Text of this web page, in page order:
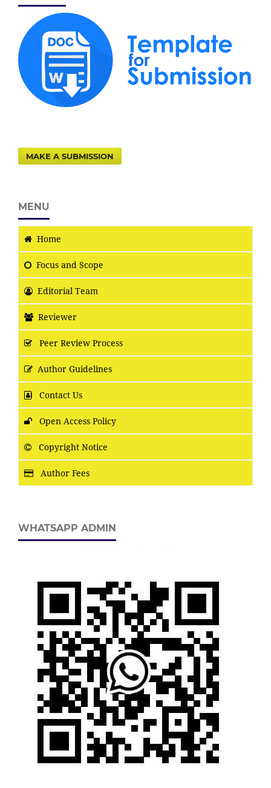
MAKE A SUBMISSION
MENU
Home
Focus and Scope
Editorial Team
Reviewer
Peer Review Process
Author Guidelines
Contact Us
Open Access Policy
Copyright Notice
Author Fees
WHATSAPP ADMIN